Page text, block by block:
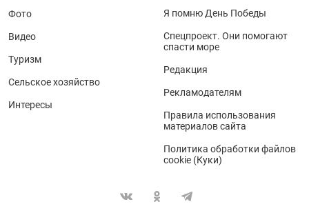
Фото
Видео
Туризм
Сельское хозяйство
Интересы
Я помню День Победы
Спецпроект. Они помогают
спасти море
Редакция
Рекламодателям
Правила использования
материалов сайта
Политика обработки файлов
cookie (Куки)